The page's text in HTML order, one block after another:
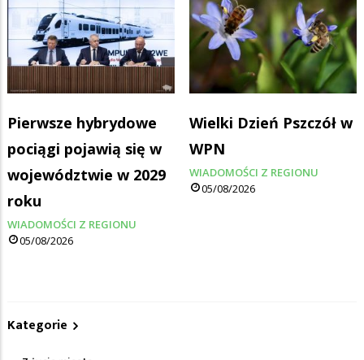
Pierwsze hybrydowe
pociągi pojawią się w
województwie w 2029
roku
WIADOMOŚCI Z REGIONU
05/08/2026
Wielki Dzień Pszczół w
WPN
WIADOMOŚCI Z REGIONU
05/08/2026
Kategorie